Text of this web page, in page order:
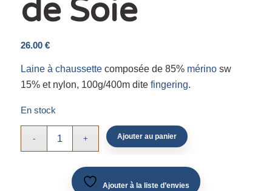
de Soie
26.00 €
Laine à chaussettecomposée de 85% mérinosw
15% et nylon, 100g/400m dite fingering.
En stock
Ajouter au panier
Ajouter à la liste d’envies